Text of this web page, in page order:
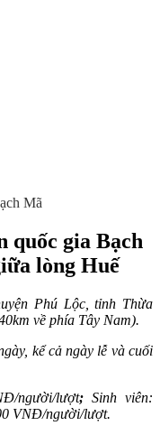
Mã
quốc gia Bạch
lòng Huế
Phú Lộc, tỉnh Thừa
về phía Tây Nam).
kể cả ngày lễ và cuối
người/lượt; Sinh viên:
VNĐ/người/lượt.